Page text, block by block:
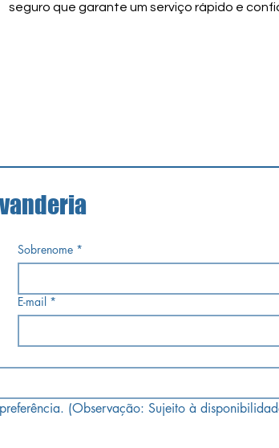
seguro que garante um serviço rápido e
Sobrenome *
E-mail *
(Observação: Sujeito à